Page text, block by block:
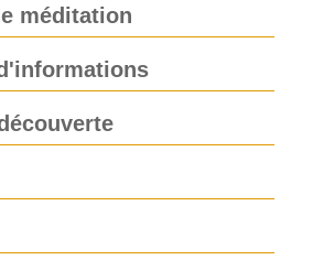
méditation